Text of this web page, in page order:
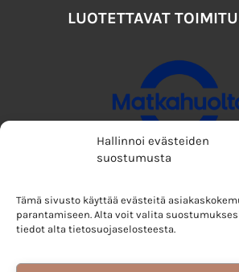
Hallinnoi evästeiden
suostumusta
Tämä sivusto käyttää evästeitä
parantamiseen. Alta voit valita
tiedot alta tietosuojaselosteesta.
LUOTETTAVAT